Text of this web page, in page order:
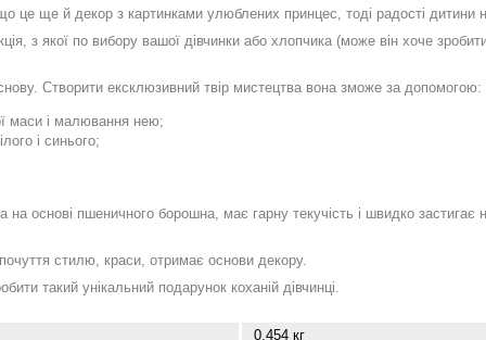
це ще й декор з картинками улюблених принцес, тоді радості дитини
з якої по вибору вашої дівчинки або хлопчика (може він хоче
Створити ексклюзивний твір мистецтва вона зможе за допомогою:
маси і малювання нею;
і синього;
основі пшеничного борошна, має гарну текучість і швидко застигає
стилю, краси, отримає основи декору.
такий унікальний подарунок коханій дівчинці.
0,454 кг